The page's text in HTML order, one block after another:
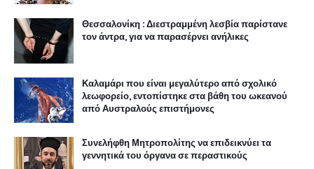
Θεσσαλονίκη : Διεστραμμένη λεσβία παρίστανε
τον άντρα, για να παρασέρνει ανήλικες
Καλαμάρι που είναι μεγαλύτερο από σχολικό
λεωφορείο, εντοπίστηκε στα βάθη του ωκεανού
από Αυστραλούς επιστήμονες
Συνελήφθη Μητροπολίτης να επιδεικνύει τα
γεννητικά του όργανα σε περαστικούς